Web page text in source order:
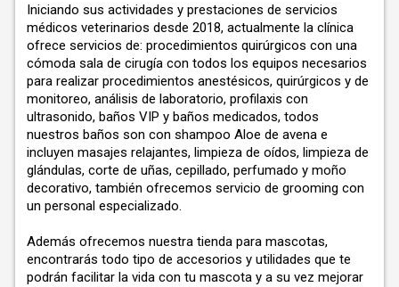
Iniciando sus actividades y prestaciones de servicios
médicos veterinarios desde 2018, actualmente la clínica
ofrece servicios de: procedimientos quirúrgicos con una
cómoda sala de cirugía con todos los equipos necesarios
para realizar procedimientos anestésicos, quirúrgicos y de
monitoreo, análisis de laboratorio, profilaxis con
ultrasonido, baños VIP y baños medicados, todos
nuestros baños son con shampoo Aloe de avena e
incluyen masajes relajantes, limpieza de oídos, limpieza de
glándulas, corte de uñas, cepillado, perfumado y moño
decorativo, también ofrecemos servicio de grooming con
un personal especializado.
Además ofrecemos nuestra tienda para mascotas,
encontrarás todo tipo de accesorios y utilidades que te
podrán facilitar la vida con tu mascota y a su vez mejorar